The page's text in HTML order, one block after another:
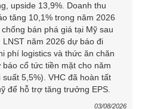
upside 13,9%. Doanh thu
tăng 10,1% trong năm 2026
bán phá giá tại Mỹ sau
LNST năm 2026 dự báo đi
phí logistics và thức ăn chăn
cổ tức tiền mặt cho năm
5,5%). VHC đã hoàn tất
để hỗ trợ tăng trưởng EPS.
03/08/2026